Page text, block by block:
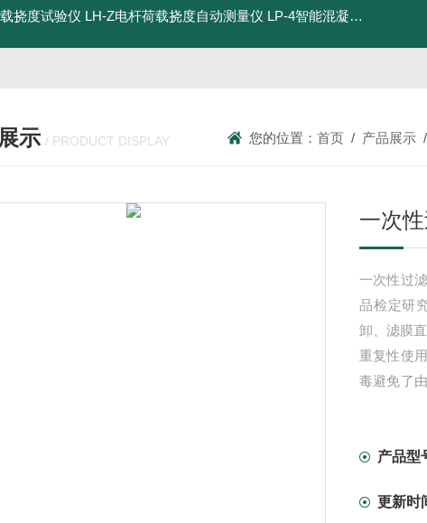
挠度试验仪 LH-Z电杆荷载挠度自动测量仪 LP-4智能混凝土电杆检测系统
示 / PRODUCT DISPLAY 您的位置：首页 / 产品展示
一次
一次性过
品检定研
卸、滤膜
重复性使
毒避免了
产品型
更新时